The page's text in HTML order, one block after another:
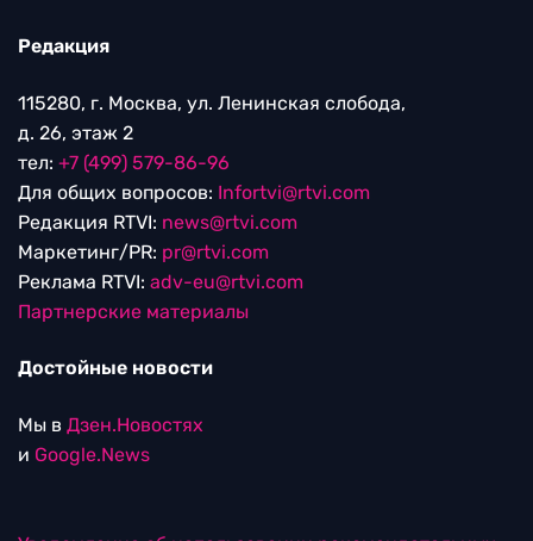
Редакция
115280, г. Москва, ул. Ленинская слобода,
д. 26, этаж 2
тел: +7 (499) 579-86-96
Для общих вопросов: Infortvi@rtvi.com
Редакция RTVI: news@rtvi.com
Маркетинг/PR: pr@rtvi.com
Реклама RTVI: adv-eu@rtvi.com
Партнерские материалы
Достойные новости
Мы в Дзен.Новостях
и Google.News